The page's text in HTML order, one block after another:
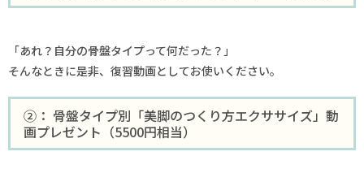
「あれ？自分の骨盤タイプって何だった？」
そんなときに是非、復習動画としてお使いください。
②： 骨盤タイプ別「美脚のつくり方エクササイズ」動
画プレゼント（5500円相当）